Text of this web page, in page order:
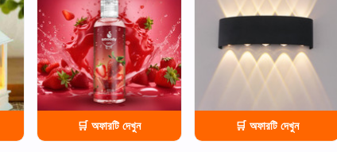
🛒 অফারটি দেখুন 🛒 অফারটি দেখুন